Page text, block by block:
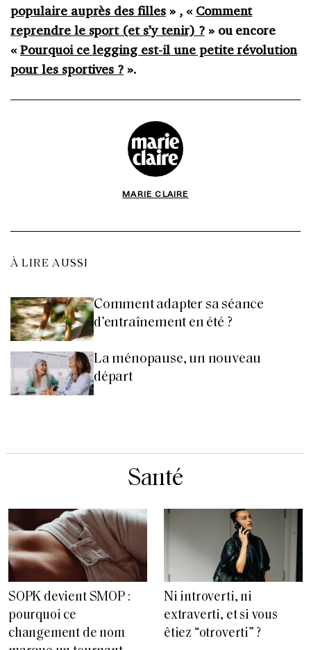
populaire auprès des filles» , « Comment
reprendre le sport (et s’y tenir) ?» ou encore
« Pourquoi ce legging est-il une petite révolution
pour les sportives ? ».
MARIE CLAIRE
À LIRE AUSSI
Comment adapter sa séance
d’entraînement en été ?
La ménopause, un nouveau
départ
Santé
SOPK devient SMOP :
pourquoi ce
changement de nom
Ni introverti, ni
extraverti, et si vous
êtiez “otroverti” ?